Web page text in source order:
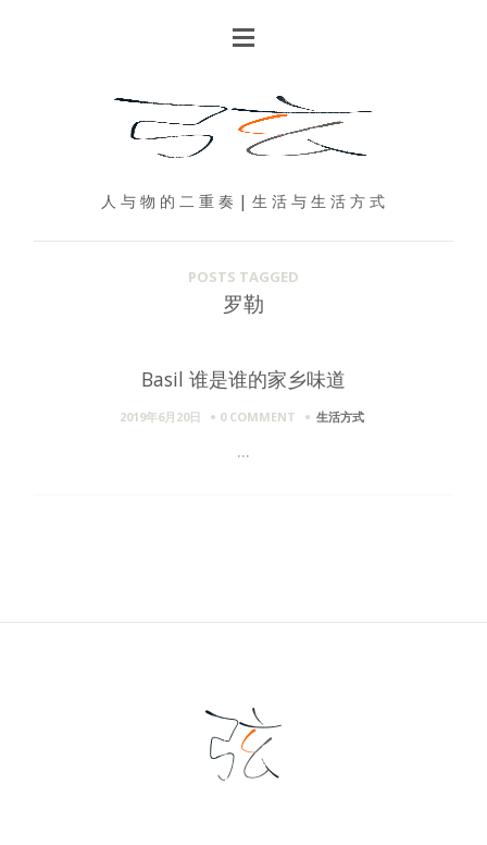
人 与 物 的 二 重 奏 | 生 活 与 生 活 方 式
POSTS TAGGED
罗勒
Basil 谁是谁的家乡味道
2019年6月20日 0 COMMENT 生活方式
...